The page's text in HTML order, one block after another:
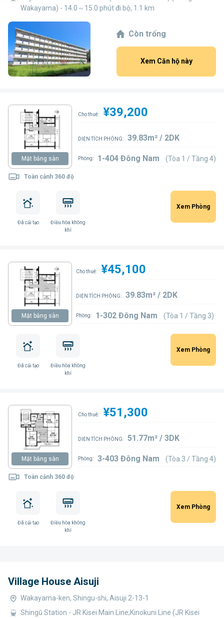
Wakayama) - 14.0～15.0 phút đi bộ, 1.1 km
Còn trống
Xem Căn hộ này
Mặt bằng sàn
Toàn cảnh 360 độ
Cho thuê: ¥39,200
DIỆN TÍCH PHÒNG: 39.83m² / 2DK
Phòng: 1-404 Đông Nam (Tòa 1 / Tầng 4)
Đã cải tạo
Điều hòa không
khí
Xem Phòng
Mặt bằng sàn
Cho thuê: ¥45,100
DIỆN TÍCH PHÒNG: 39.83m² / 2DK
Phòng: 1-302 Đông Nam (Tòa 1 / Tầng 3)
Đã cải tạo
Điều hòa không
khí
Xem Phòng
Mặt bằng sàn
Toàn cảnh 360 độ
Cho thuê: ¥51,300
DIỆN TÍCH PHÒNG: 51.77m² / 3DK
Phòng: 3-403 Đông Nam (Tòa 3 / Tầng 4)
Đã cải tạo
Điều hòa không
khí
Xem Phòng
Village House Aisuji
Wakayama-ken, Shingu-shi, Aisuji 2-13-1
Shingū Station - JR Kisei Main Line;Kinokuni Line (JR Kisei